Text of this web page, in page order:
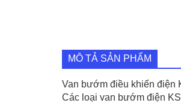
MÔ TẢ SẢN PHẨM
Van bướm điều khiển điện
Các loại van bướm điện